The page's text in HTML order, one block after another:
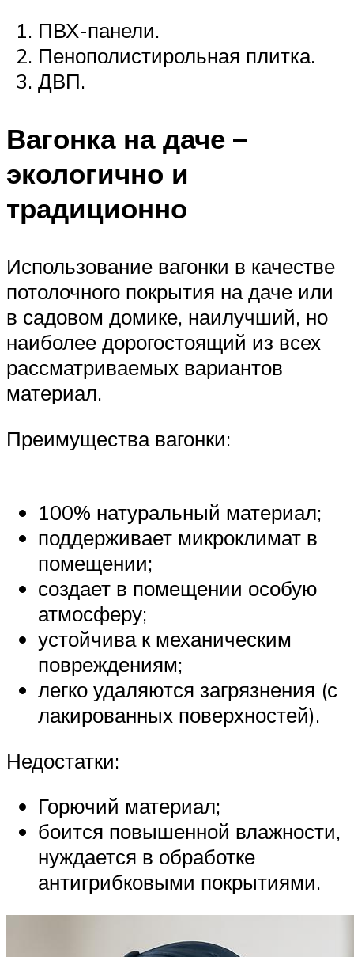
ПВХ-панели.
Пенополистирольная плитка.
ДВП.
Вагонка на даче –
экологично и
традиционно
Использование вагонки в качестве
потолочного покрытия на даче или
в садовом домике, наилучший, но
наиболее дорогостоящий из всех
рассматриваемых вариантов
материал.
Преимущества вагонки:
100% натуральный материал;
поддерживает микроклимат в
помещении;
создает в помещении особую
атмосферу;
устойчива к механическим
повреждениям;
легко удаляются загрязнения (с
лакированных поверхностей).
Недостатки:
Горючий материал;
боится повышенной влажности,
нуждается в обработке
антигрибковыми покрытиями.